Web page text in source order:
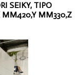
SEIKY, TIPO
MM420,Y MM330,Z